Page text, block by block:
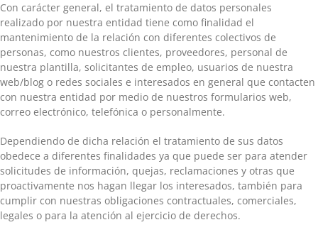
Con carácter general, el tratamiento de datos personales
realizado por nuestra entidad tiene como finalidad el
mantenimiento de la relación con diferentes colectivos de
personas, como nuestros clientes, proveedores, personal de
nuestra plantilla, solicitantes de empleo, usuarios de nuestra
web/blog o redes sociales e interesados en general que contacten
con nuestra entidad por medio de nuestros formularios web,
correo electrónico, telefónica o personalmente.
Dependiendo de dicha relación el tratamiento de sus datos
obedece a diferentes finalidades ya que puede ser para atender
solicitudes de información, quejas, reclamaciones y otras que
proactivamente nos hagan llegar los interesados, también para
cumplir con nuestras obligaciones contractuales, comerciales,
legales o para la atención al ejercicio de derechos.